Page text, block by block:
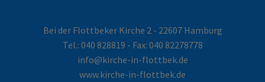
Bei der Flottbeker Kirche 2 - 22607 Hamburg
Tel.: 040 828819 - Fax: 040 82278778
info@kirche-in-flottbek.de
www.kirche-in-flottbek.de